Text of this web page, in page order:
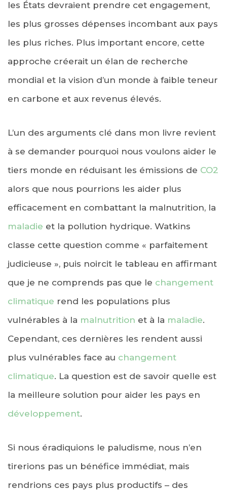
les États devraient prendre cet engagement,
les plus grosses dépenses incombant aux pays
les plus riches. Plus important encore, cette
approche créerait un élan de recherche
mondial et la vision d’un monde à faible teneur
en carbone et aux revenus élevés.
L’un des arguments clé dans mon livre revient
à se demander pourquoi nous voulons aider le
tiers monde en réduisant les émissions de CO2
alors que nous pourrions les aider plus
efficacement en combattant la malnutrition, la
maladie et la pollution hydrique. Watkins
classe cette question comme « parfaitement
judicieuse », puis noircit le tableau en affirmant
que je ne comprends pas que le changement
climatique rend les populations plus
vulnérables à la malnutrition et à la maladie.
Cependant, ces dernières les rendent aussi
plus vulnérables face au changement
climatique. La question est de savoir quelle est
la meilleure solution pour aider les pays en
développement.
Si nous éradiquions le paludisme, nous n’en
tirerions pas un bénéfice immédiat, mais
rendrions ces pays plus productifs – des